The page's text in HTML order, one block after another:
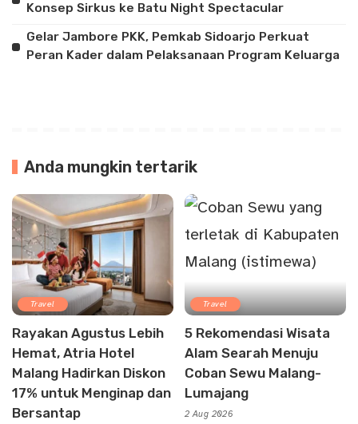
Konsep Sirkus ke Batu Night Spectacular
Gelar Jambore PKK, Pemkab Sidoarjo Perkuat
Peran Kader dalam Pelaksanaan Program Keluarga
Anda mungkin tertarik
Travel
Rayakan Agustus Lebih
Hemat, Atria Hotel
Malang Hadirkan Diskon
17% untuk Menginap dan
Bersantap
Travel
5 Rekomendasi Wisata
Alam Searah Menuju
Coban Sewu Malang-
Lumajang
2 Aug 2026